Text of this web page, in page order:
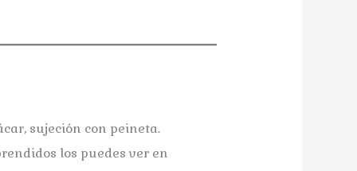
sujeción con peineta.
los puedes ver en